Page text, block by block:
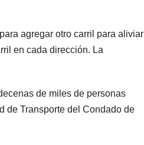
agregar otro carril para aliviar
en cada dirección. La
de miles de personas
de Transporte del Condado de